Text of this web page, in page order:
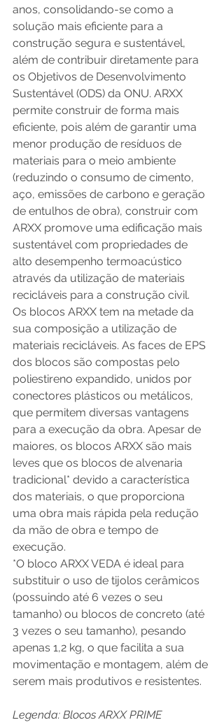
anos, consolidando-se como a
solução mais eficiente para a
construção segura e sustentável,
além de contribuir diretamente para
os Objetivos de Desenvolvimento
Sustentável (ODS) da ONU. ARXX
permite construir de forma mais
eficiente, pois além de garantir uma
menor produção de resíduos de
materiais para o meio ambiente
(reduzindo o consumo de cimento,
aço, emissões de carbono e geração
de entulhos de obra), construir com
ARXX promove uma edificação mais
sustentável com propriedades de
alto desempenho termoacústico
através da utilização de materiais
recicláveis para a construção civil.
Os blocos ARXX tem na metade da
sua composição a utilização de
materiais recicláveis. As faces de EPS
dos blocos são compostas pelo
poliestireno expandido, unidos por
conectores plásticos ou metálicos,
que permitem diversas vantagens
para a execução da obra. Apesar de
maiores, os blocos ARXX são mais
leves que os blocos de alvenaria
tradicional* devido a característica
dos materiais, o que proporciona
uma obra mais rápida pela redução
da mão de obra e tempo de
execução.
*O bloco ARXX VEDA é ideal para
substituir o uso de tijolos cerâmicos
(possuindo até 6 vezes o seu
tamanho) ou blocos de concreto (até
3 vezes o seu tamanho), pesando
apenas 1,2 kg, o que facilita a sua
movimentação e montagem, além de
serem mais produtivos e resistentes.
Legenda: Blocos ARXX PRIME